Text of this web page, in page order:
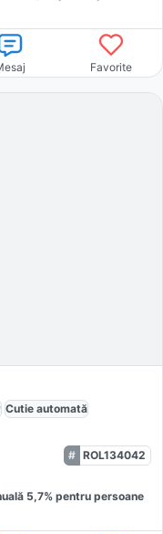
Favorite
Cutie automată
ROL134042
5,7% pentru persoane